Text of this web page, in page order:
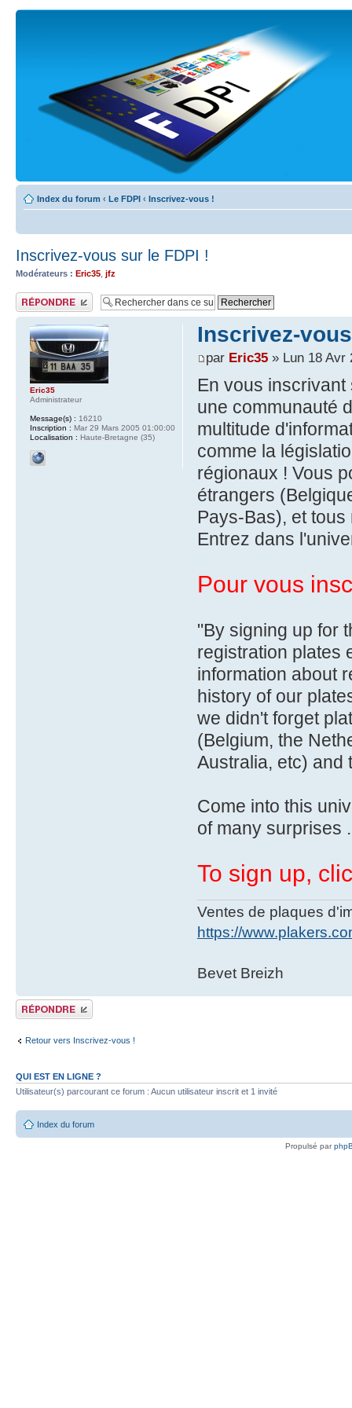
Index du forum ‹ Le FDPI ‹ Inscrivez-vous !
Inscrivez-vous sur le FDPI !
Modérateurs : Eric35 jfz
Publier une réponse
Inscrivez-
par Eric35» Lun 18 Avr
En vous
une communauté
multitude
comme la
régionaux ! Vous
étrangers
Pays-Bas), et
Entrez dans
Pour vous
"By signing up for
registration plates
information about
history of our
we didn't forget
(Belgium, the
Australia, etc) and
Come into this
of many surprises
To sign up,
Ventes de plaques
https://
Bevet Breizh
Eric35
Administrateur
Message(s) : 16210
Inscription : Mar 29 Mars 2005 01:00:00
Localisation : Haute-Bretagne (35)
Publier une réponse
Retour vers Inscrivez-vous !
QUI EST EN LIGNE ?
Utilisateur(s) parcourant ce forum : Aucun utilisateur inscrit et 1 invité
Index du forum
Propulsé par